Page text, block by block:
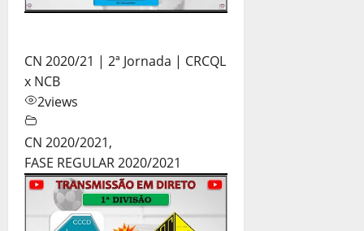
CN 2020/21 | 2ª Jornada | CRCQL
x NCB
2views
CN 2020/2021,
FASE REGULAR 2020/2021